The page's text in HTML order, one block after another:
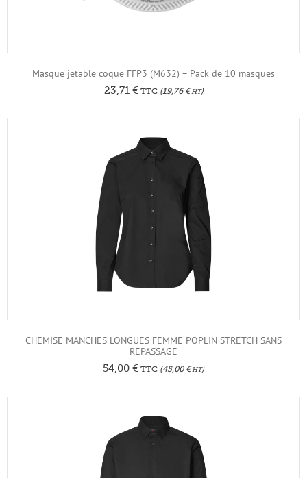
Masque jetable coque FFP3 (M632) – Pack de 10 masques
23,71 €TTC(19,76 €HT)
CHEMISE MANCHES LONGUES FEMME POPLIN STRETCH SANS
REPASSAGE
54,00 € TTC (45,00 €HT)